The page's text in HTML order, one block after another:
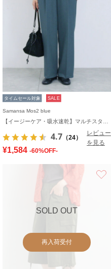
タイムセール対象 SALE
Samansa Mos2 blue
4.7 （24）
レビュー
を見る
¥1,584 -60%OFF-
SOLD OUT
再入荷受付